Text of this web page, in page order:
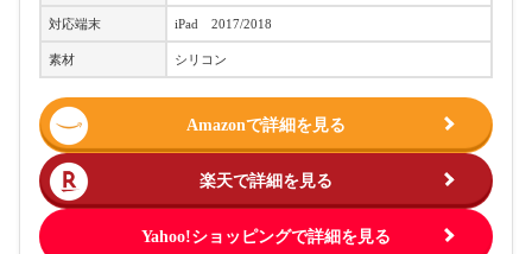
対応端末 iPad 2017/2018
素材 シリコン
Amazonで詳細を見る
楽天で詳細を見る
Yahoo!ショッピングで詳細を見る